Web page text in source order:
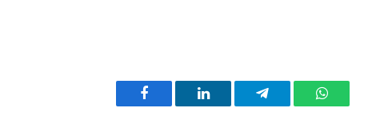
Facebook LinkedIn Telegram WhatsApp